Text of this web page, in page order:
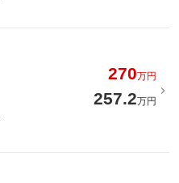
270万円
257.2万円